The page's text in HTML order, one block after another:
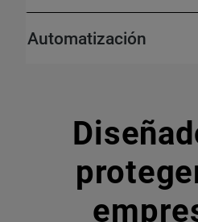
Automatización